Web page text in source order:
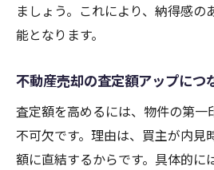
ましょう。これにより、納得感の
能となります。
不動産売却の査定額アップにつ
査定額を高めるには、物件の第一
不可欠です。理由は、買主が内見
額に直結するからです。具体的に